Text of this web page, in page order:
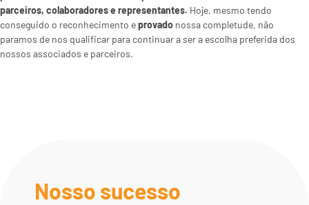
parceiros, colaboradores e representantes. Hoje, mesmo tendo
conseguido o reconhecimento eprovado nossa completude, não
paramos de nos qualificar para continuar a ser a escolha preferida dos
nossos associados e parceiros.
Nosso sucesso